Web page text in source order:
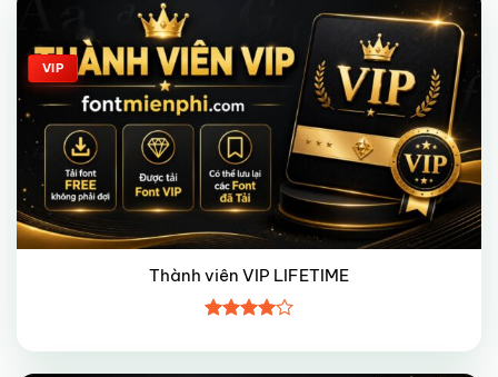
VIP
Thành viên VIP LIFETIME
xếp hạng